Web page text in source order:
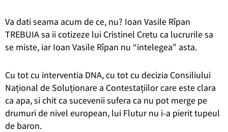
Va dati seama acum de ce, nu? Ioan Vasile Rîpan
TREBUIA sa ii cotizeze lui Cristinel Cretu ca lucrurile sa
se miste, iar Ioan Vasile Rîpan nu “intelegea” asta.
Cu tot cu interventia DNA, cu tot cu decizia Consiliului
Național de Soluționare a Contestațiilor care este clara
ca apa, si chit ca sucevenii sufera ca nu pot merge pe
drumuri de nivel european, lui Flutur nu i-a pierit tupeul
de baron.